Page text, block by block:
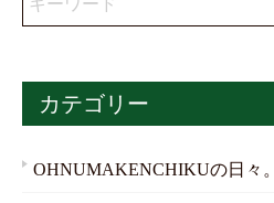
カテゴリー
OHNUMAKENCHIKUの日々。